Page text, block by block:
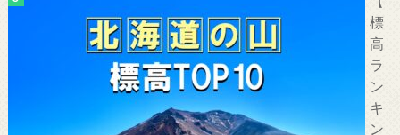
標
高
ラ
ン
キ
ン